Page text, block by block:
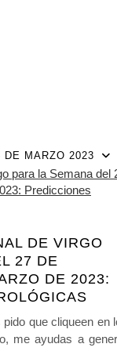
DE MARZO 2023
DE VIRGO
27 DE
DE 2023:
que cliqueen en
me ayudas a